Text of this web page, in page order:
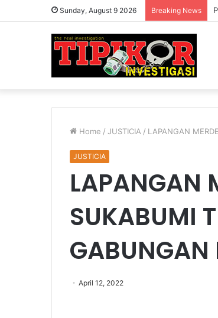
Sunday, August 9 2026 Breaking News
Home / JUSTICIA / LAPANGAN
JUSTICIA
LAPANGAN
SUKABUMI
GABUNGAN
April 12, 2022